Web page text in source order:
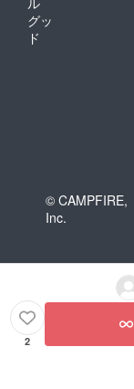
グッ
ド
© CAMPFIRE,
Inc.
2